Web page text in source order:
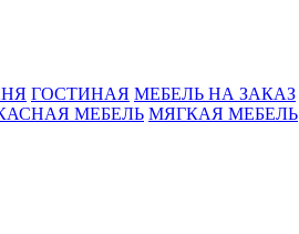
ГОСТИНАЯ МЕБЕЛЬ НА ЗАКАЗ
МЕБЕЛЬ МЯГКАЯ МЕБЕЛЬ